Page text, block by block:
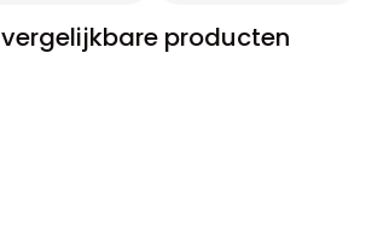
producten